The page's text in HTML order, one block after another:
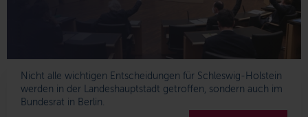
Nicht alle wichtigen Entscheidungen für Schleswig-Holstein
werden in der Landeshauptstadt getroffen, sondern auch im
Bundesrat in Berlin.